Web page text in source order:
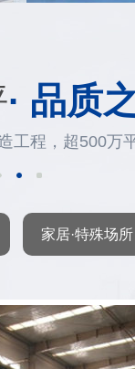
· 品质
工程，超500万
家居·特殊场所